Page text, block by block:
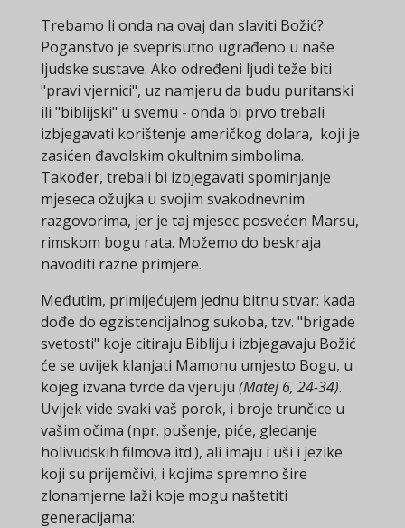
Trebamo li onda na ovaj dan slaviti Božić?
Poganstvo je sveprisutno ugrađeno u naše
ljudske sustave. Ako određeni ljudi teže biti
"pravi vjernici", uz namjeru da budu puritanski
ili "biblijski" u svemu - onda bi prvo trebali
izbjegavati korištenje američkog dolara, koji je
zasićen đavolskim okultnim simbolima.
Također, trebali bi izbjegavati spominjanje
mjeseca ožujka u svojim svakodnevnim
razgovorima, jer je taj mjesec posvećen Marsu,
rimskom bogu rata. Možemo do beskraja
navoditi razne primjere.
Međutim, primijećujem jednu bitnu stvar: kada
dođe do egzistencijalnog sukoba, tzv. "brigade
svetosti" koje citiraju Bibliju i izbjegavaju Božić
će se uvijek klanjati Mamonu umjesto Bogu, u
kojeg izvana tvrde da vjeruju (Matej 6, 24-34).
Uvijek vide svaki vaš porok, i broje trunčice u
vašim očima (npr. pušenje, piće, gledanje
holivudskih filmova itd.), ali imaju i uši i jezike
koji su prijemčivi, i kojima spremno šire
zlonamjerne laži koje mogu naštetiti
generacijama: